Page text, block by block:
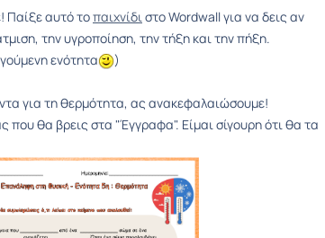
Παίξε αυτό τοπαιχνίδιστο Wordwall για να δεις αν
την υγροποίηση, την τήξη και την πήξη.
ενότητα
)
για τη θερμότητα, ας ανακεφαλαιώσουμε!
που θα βρεις στα "Έγγραφα". Είμαι σίγουρη ότι θα τα